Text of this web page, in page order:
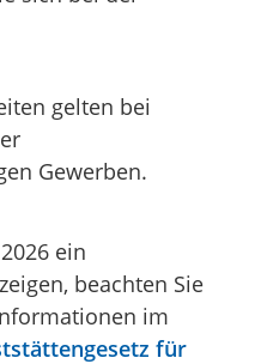
gelten bei
Gewerben.
ein
beachten Sie
im
für